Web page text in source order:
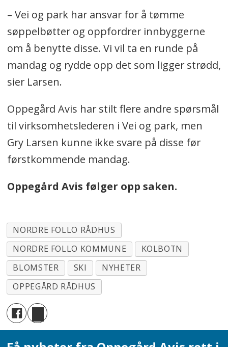
– Vei og park har ansvar for å tømme
søppelbøtter og oppfordrer innbyggerne
om å benytte disse. Vi vil ta en runde på
mandag og rydde opp det som ligger strødd,
sier Larsen.
Oppegård Avis har stilt flere andre spørsmål
til virksomhetslederen i Vei og park, men
Gry Larsen kunne ikke svare på disse før
førstkommende mandag.
Oppegård Avis følger opp saken.
NORDRE FOLLO RÅDHUS
NORDRE FOLLO KOMMUNE
KOLBOTN
BLOMSTER
SKI
NYHETER
OPPEGÅRD RÅDHUS